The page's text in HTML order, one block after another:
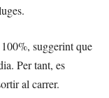
suggerint que
Per tant, es
al carrer.